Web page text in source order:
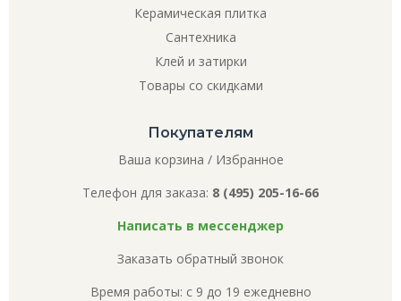
Керамическая плитка
Сантехника
Клей и затирки
Товары со скидками
Покупателям
Ваша корзина / Избранное
Телефон для заказа: 8 (495) 205-16-66
Написать в мессенджер
Заказать обратный звонок
Время работы: с 9 до 19 ежедневно